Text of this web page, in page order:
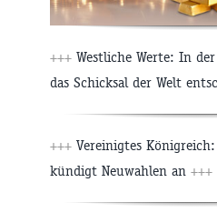
+++ Westliche Werte: In
das Schicksal der Welt
+++ Vereinigtes
kündigt Neuwahlen an +++